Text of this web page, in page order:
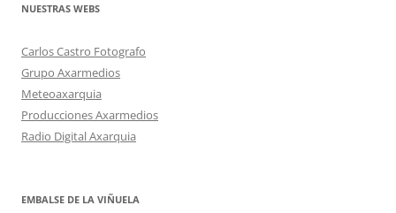
NUESTRAS WEBS
Carlos Castro Fotografo
Grupo Axarmedios
Meteoaxarquia
Producciones Axarmedios
Radio Digital Axarquia
EMBALSE DE LA VIÑUELA